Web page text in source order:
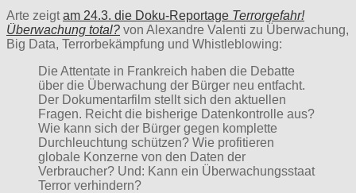
Arte zeigtam 24.3. die Doku-Reportage Terrorgefahr!
Überwachung total? von Alexandre Valenti zu Überwachung,
Big Data, Terrorbekämpfung und Whistleblowing:
Die Attentate in Frankreich haben die Debatte
über die Überwachung der Bürger neu entfacht.
Der Dokumentarfilm stellt sich den aktuellen
Fragen. Reicht die bisherige Datenkontrolle aus?
Wie kann sich der Bürger gegen komplette
Durchleuchtung schützen? Wie profitieren
globale Konzerne von den Daten der
Verbraucher? Und: Kann ein Überwachungsstaat
Terror verhindern?